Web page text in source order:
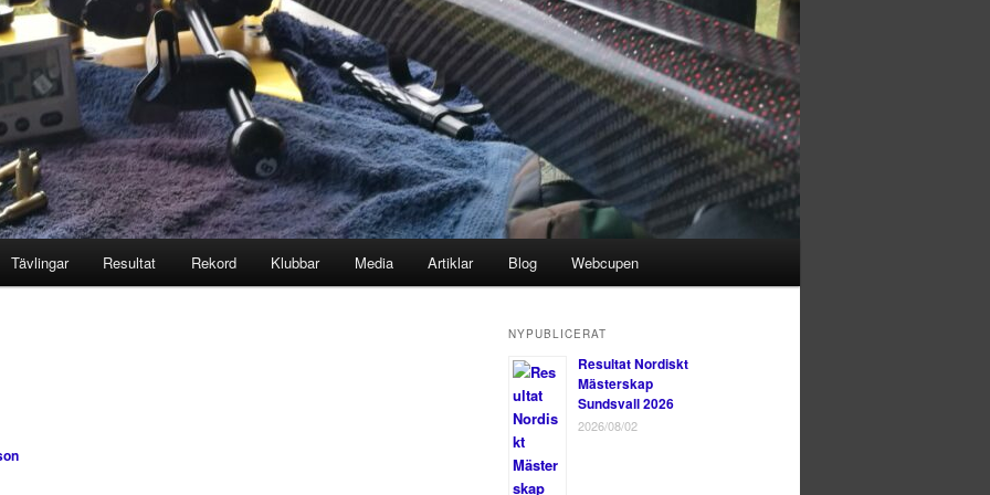
Tävlingar Resultat Rekord Klubbar Media Artiklar Blog Webcupen
NYPUBLICERAT
Resultat Nordiskt
Mästerskap
Sundsvall 2026
2026/08/02